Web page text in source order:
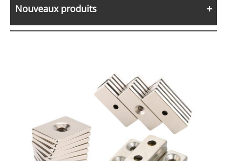
Nouveaux produits